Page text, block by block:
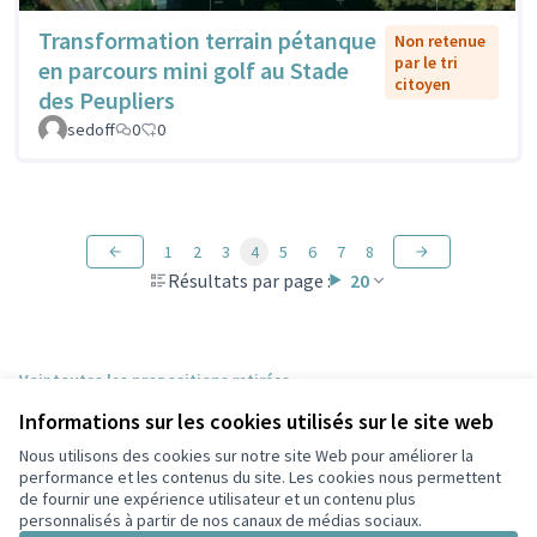
Informations sur les cookies utilisés sur le site web
Nous utilisons des cookies sur notre site Web pour améliorer la
performance et les contenus du site. Les cookies nous permettent
de fournir une expérience utilisateur et un contenu plus
personnalisés à partir de nos canaux de médias sociaux.
Transformation terrain pétanque
en parcours mini golf au Stade
des Peupliers
Non retenue
par le tri
citoyen
sedoff 0 0
Résultats par page : 20
1 2 3 4 5 6 7 8
Voir toutes les propositions retirées
Conditions d'utilisation
Paramètres des cookies
Participez Villeurbanne sur X
Participez Villeurbanne sur Facebook
Participez Villeurbanne sur Instagram
Participez Villeurbanne sur YouTube